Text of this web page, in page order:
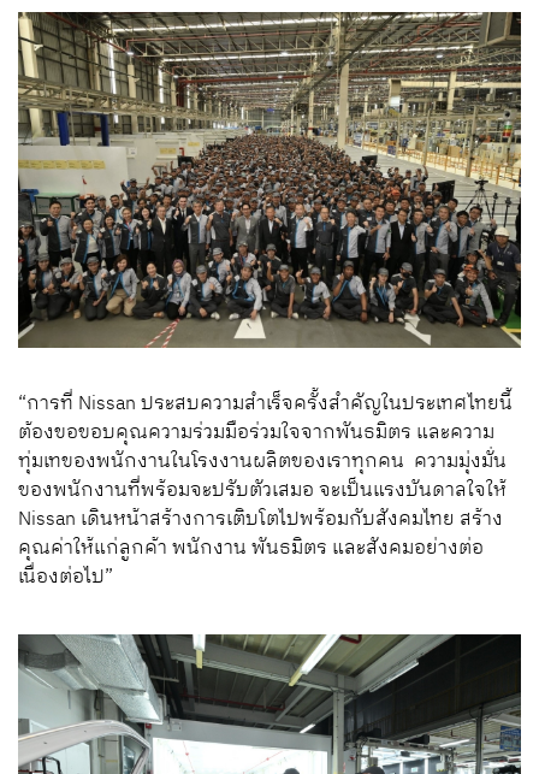
“การที่ Nissan ประสบความสำเร็จครั้งสำคัญในประเทศไทยนี้
ต้องขอขอบคุณความร่วมมือร่วมใจจากพันธมิตร และความ
ทุ่มเทของพนักงานในโรงงานผลิตของเราทุกคน ความมุ่งมั่น
ของพนักงานที่พร้อมจะปรับตัวเสมอ จะเป็นแรงบันดาลใจให้
Nissan เดินหน้าสร้างการเติบโตไปพร้อมกับสังคมไทย สร้าง
คุณค่าให้แก่ลูกค้า พนักงาน พันธมิตร และสังคมอย่างต่อ
เนื่องต่อไป”